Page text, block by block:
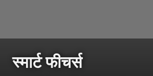
स्मार्ट फीचर्स